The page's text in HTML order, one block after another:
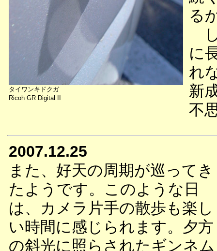
タイワンキドクガ
Ricoh GR Digital II
る
し
に
れ
新
不
2007.12.25
また、好天の周期が巡ってき
たようです。このような日
は、カメラ片手の散歩も楽し
い時間に感じられます。夕方
の斜光に照らされたギンネム